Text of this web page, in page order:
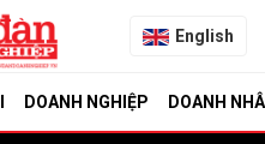
English
DOANH NGHIỆP DOANH